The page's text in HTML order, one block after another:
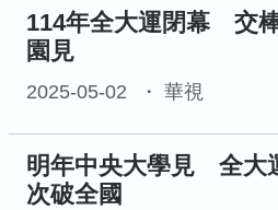
114年全大運閉幕 交
園見
2025-05-02 華視
明年中央大學見 全
次破全國